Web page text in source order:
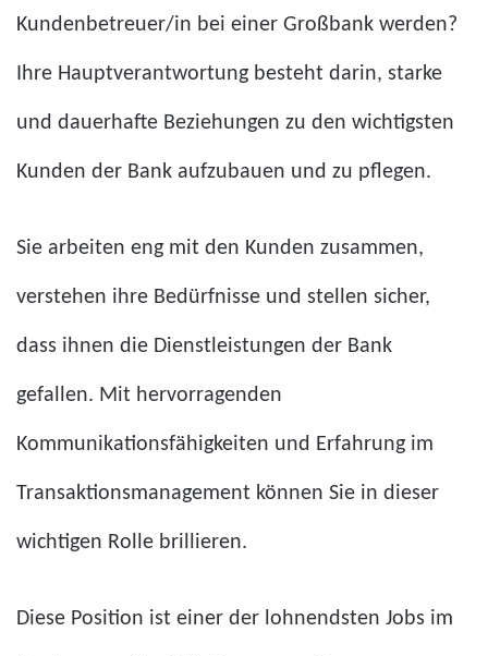
Kundenbetreuer/in bei einer Großbank werden?
Ihre Hauptverantwortung besteht darin, starke
und dauerhafte Beziehungen zu den wichtigsten
Kunden der Bank aufzubauen und zu pflegen.
Sie arbeiten eng mit den Kunden zusammen,
verstehen ihre Bedürfnisse und stellen sicher,
dass ihnen die Dienstleistungen der Bank
gefallen. Mit hervorragenden
Kommunikationsfähigkeiten und Erfahrung im
Transaktionsmanagement können Sie in dieser
wichtigen Rolle brillieren.
Diese Position ist einer der lohnendsten Jobs im